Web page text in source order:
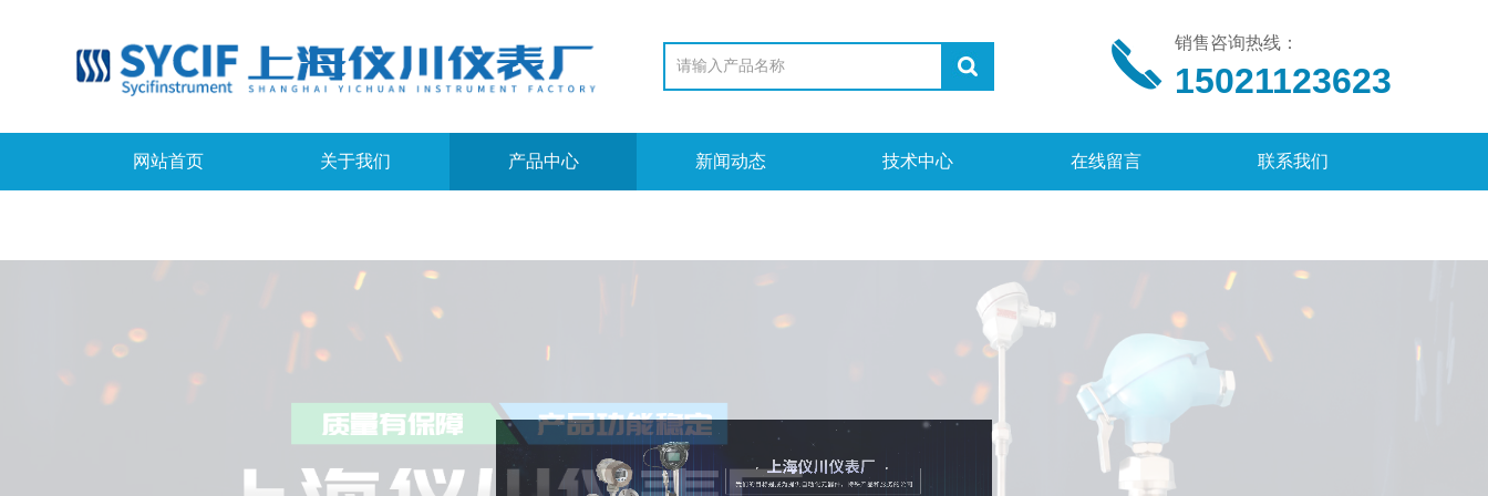
销售咨询热线：
15021123623
网站首页 关于我们 产品中心 新闻动态 技术中心 在线留言 联系我们